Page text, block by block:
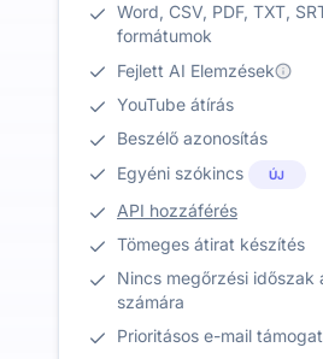
Word, CSV, PDF, TXT,
formátumok
Fejlett AI Elemzések
YouTube átírás
Beszélő azonosítás
Egyéni szókincs
ÚJ
API hozzáférés
Tömeges átirat készítés
Nincs megőrzési időszak
számára
Prioritásos e-mail